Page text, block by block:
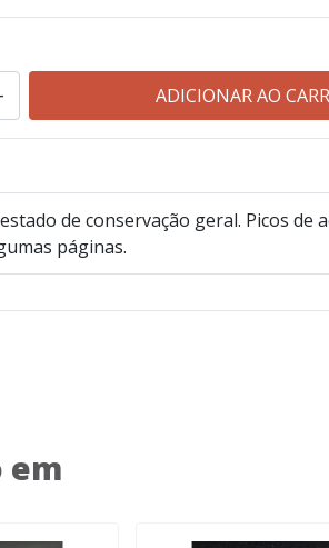
de conservação geral. Picos de
páginas.
em